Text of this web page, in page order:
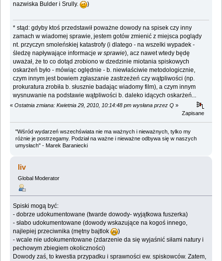
nazwiska Bulder i Srully.
)
* stąd: gdyby ktoś przedstawił poważne dowody na spisek czy inny
zamach w wiadomej sprawie, jestem gotów zmienić z miejsca poglądy
nt. przyczyn smoleńskiej katastrofy (i dlatego - na wszelki wypadek -
śledzę napływające informacjew sprawie), acz nawet wtedy będę
uważał, że to co dotąd zrobiono w dzedzinie miotania spiskowych
oskarżeń było - mówiąc oględnie - b. niewłaściwie metodologicznie,
czym innym jest bowiem zgłaszanie zastrzeżeń czy wątpliwości (np.
prokuratura zrobiła b. słusznie badając wiadomy film), a czym innym
wysnuwanie na podstawie wątpliwości b. daleko idących oskarżeń...
« Ostatnia zmiana: Kwietnia 29, 2010, 10:14:48 pm wysłana przez Q »
Zapisane
"Wśród wydarzeń wszechświata nie ma ważnych i nieważnych, tylko my
różnie je postrzegamy. Podział na ważne i nieważne odbywa się w naszych
umysłach" - Marek Baraniecki
liv
Global Moderator
Spiski mogą być:
- dobrze udokumentowane (twarde dowody- wyjątkowa fuszerka)
- słabo udokumentowane (dowody wskazujące na kogoś innego,
najlepiej przeciwnika (mętny bajtlok
)
- wcale nie udokumentowane (zdarzenie da się wyjaśnić siłami natury i
pechowym zbiegiem okoliczności)
Dowody zaś, to kwestia przypadku i sprawności ew. spiskowców. Zatem,